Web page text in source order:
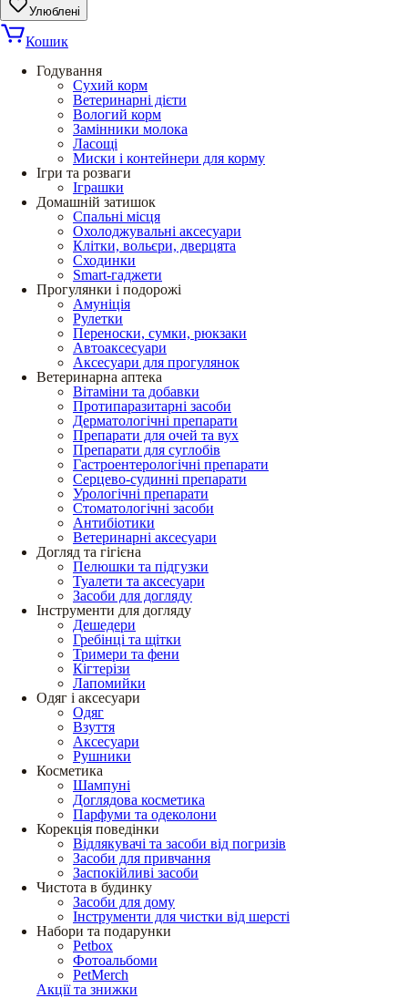
Улюблені
Кошик
Годування
Сухий корм
Ветеринарні дієти
Вологий корм
Замінники молока
Ласощі
Миски і контейнери для корму
Ігри та розваги
Іграшки
Домашній затишок
Спальні місця
Охолоджувальні аксесуари
Клітки, вольєри, дверцята
Сходинки
Smart-гаджети
Прогулянки і подорожі
Амуніція
Рулетки
Переноски, сумки, рюкзаки
Автоаксесуари
Аксесуари для прогулянок
Ветеринарна аптека
Вітаміни та добавки
Протипаразитарні засоби
Дерматологічні препарати
Препарати для очей та вух
Препарати для суглобів
Гастроентерологічні препарати
Серцево-судинні препарати
Урологічні препарати
Стоматологічні засоби
Антибіотики
Ветеринарні аксесуари
Догляд та гігієна
Пелюшки та підгузки
Туалети та аксесуари
Засоби для догляду
Інструменти для догляду
Дешедери
Гребінці та щітки
Тримери та фени
Кігтерізи
Лапомийки
Одяг і аксесуари
Одяг
Взуття
Аксесуари
Рушники
Косметика
Шампуні
Доглядова косметика
Парфуми та одеколони
Корекція поведінки
Відлякувачі та засоби від погризів
Засоби для привчання
Заспокійливі засоби
Чистота в будинку
Засоби для дому
Інструменти для чистки від шерсті
Набори та подарунки
Petbox
Фотоальбоми
PetMerch
Акції та знижки